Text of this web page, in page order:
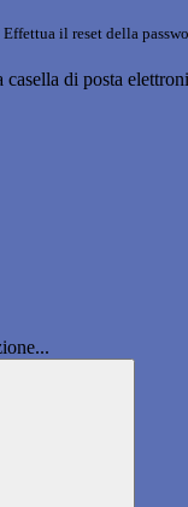
il reset della
di posta